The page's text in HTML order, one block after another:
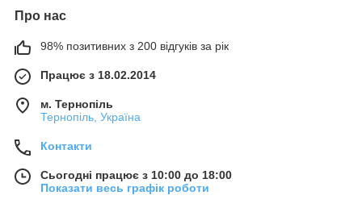
Про нас
98% позитивних з 200 відгуків за рік
Працює з 18.02.2014
м. Тернопіль
Тернопіль, Україна
Контакти
Сьогодні працює з 10:00 до 18:00
Показати весь графік роботи